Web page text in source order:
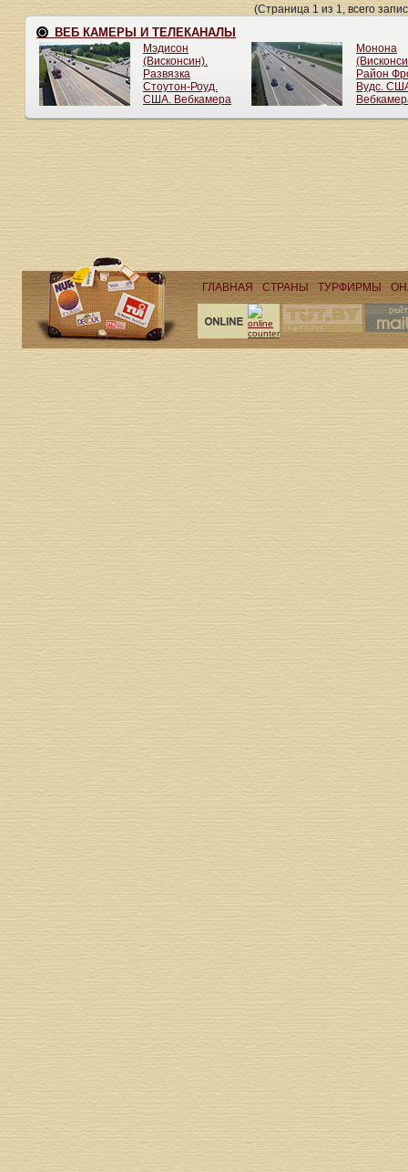
(Страница 1 из 1, всего
ГЛАВНАЯ СТРАНЫ ТУРФИРМЫ